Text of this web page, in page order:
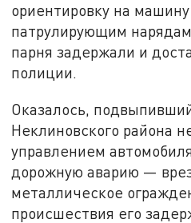
ориентировку на
патрулирующим
парня задержали и
полиции.
Оказалось,
Неклиновского района
управлением
дорожную аварию —
металлическое
происшествия его